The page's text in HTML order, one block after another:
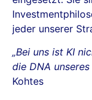
jeder unserer
„Bei uns ist KI
die DNA
Kohtes